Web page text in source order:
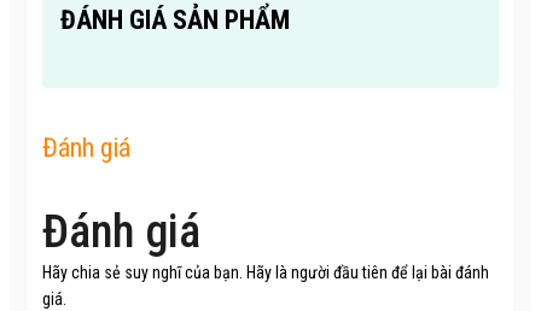
ĐÁNH GIÁ SẢN PHẨM
Đánh giá
Đánh giá
Hãy chia sẻ suy nghĩ của bạn. Hãy là người đầu tiên để lại bài đánh
giá.